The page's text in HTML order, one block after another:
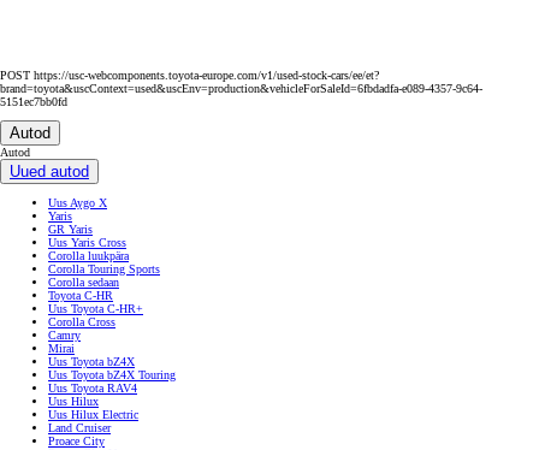
POST https://usc-webcomponents.toyota-europe.com/v1/used-stock-cars/ee/et?
brand=toyota&uscContext=used&uscEnv=production&vehicleForSaleId=6fbdadfa-e089-4357-9c64-
5151ec7bb0fd
Autod
Autod
Uued autod
Uus Aygo X
Yaris
GR Yaris
Uus Yaris Cross
Corolla luukpära
Corolla Touring Sports
Corolla sedaan
Toyota C-HR
Uus Toyota C-HR+
Corolla Cross
Camry
Mirai
Uus Toyota bZ4X
Uus Toyota bZ4X Touring
Uus Toyota RAV4
Uus Hilux
Uus Hilux Electric
Land Cruiser
Proace City